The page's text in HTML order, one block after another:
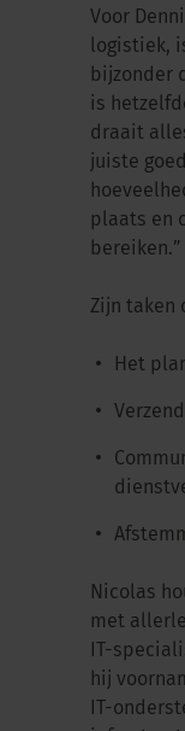
Voor
logistiek,
bijzonder
is
draait
juiste
plaats en
bereiken.”
Zijn taken
Het
Nicolas
met
IT-
hij
IT-